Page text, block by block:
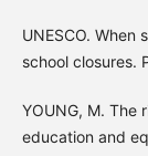
UNESCO. When
school closures.
YOUNG, M. The
education and